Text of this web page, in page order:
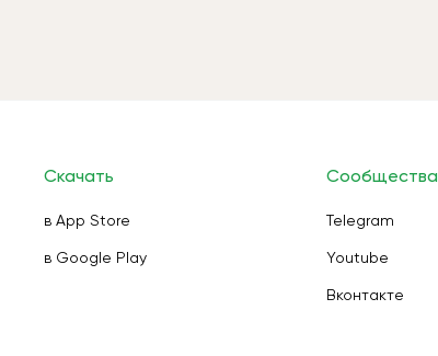
Скачать
в App Store
в Google Play
Сообщества
Telegram
Youtube
Вконтакте